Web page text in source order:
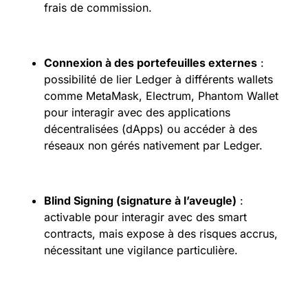
frais de commission.
Connexion à des portefeuilles externes :
possibilité de lier Ledger à différents wallets
comme MetaMask, Electrum, Phantom Wallet
pour interagir avec des applications
décentralisées (dApps) ou accéder à des
réseaux non gérés nativement par Ledger.
Blind Signing (signature à l’aveugle) :
activable pour interagir avec des smart
contracts, mais expose à des risques accrus,
nécessitant une vigilance particulière.